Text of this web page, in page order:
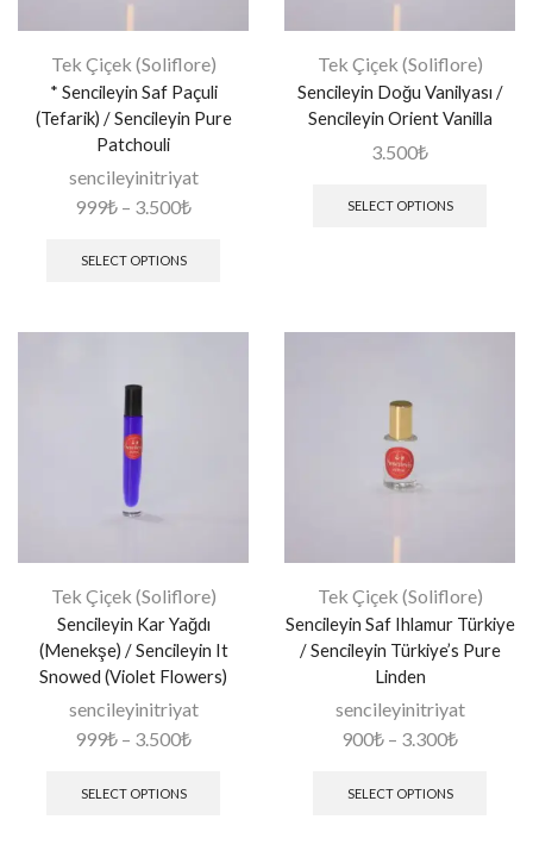
Tek Çiçek (Soliflore)
* Sencileyin Saf Paçuli
(Tefarik) / Sencileyin Pure
Patchouli
sencileyinitriyat
999₺ – 3.500₺
SELECT OPTIONS
Tek Çiçek (Soliflore)
Sencileyin Doğu Vanilyası /
Sencileyin Orient Vanilla
3.500₺
SELECT OPTIONS
Tek Çiçek (Soliflore)
Sencileyin Kar Yağdı
(Menekşe) / Sencileyin It
Snowed (Violet Flowers)
sencileyinitriyat
999₺ – 3.500₺
SELECT OPTIONS
Tek Çiçek (Soliflore)
Sencileyin Saf Ihlamur Türkiye
/ Sencileyin Türkiye’s Pure
Linden
sencileyinitriyat
900₺ – 3.300₺
SELECT OPTIONS